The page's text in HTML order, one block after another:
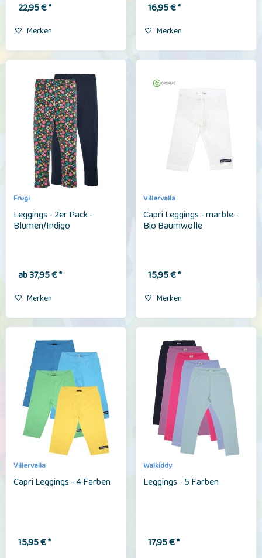
22,95 € *
Merken
16,95 € *
Merken
Frugi
Leggings - 2er Pack -
Blumen/Indigo
ab 37,95 € *
Merken
Villervalla
Capri Leggings - marble -
Bio Baumwolle
15,95 € *
Merken
Villervalla
Capri Leggings - 4 Farben
15,95 € *
Walkiddy
Leggings - 5 Farben
17,95 € *